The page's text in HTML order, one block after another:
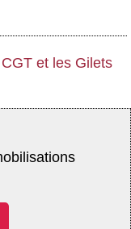
et les Gilets